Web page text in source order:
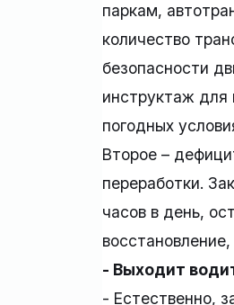
паркам,
количество
безопасности
инструктаж для
погодных
Второе –
переработки.
часов в день,
- Выходит
- Естественно,